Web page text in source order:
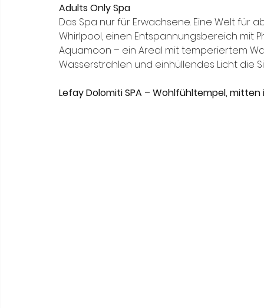
Adults Only Spa
Das Spa nur für Erwachsene. Eine Welt für
Whirlpool, einen Entspannungsbereich mit
Aquamoon – ein Areal mit temperiertem
Wasserstrahlen und einhüllendes Licht die
Lefay Dolomiti SPA – Wohlfühltempel, mitten